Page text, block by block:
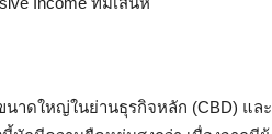
าดใหญ่ในย่านธุรกิจหลัก (CBD) และ